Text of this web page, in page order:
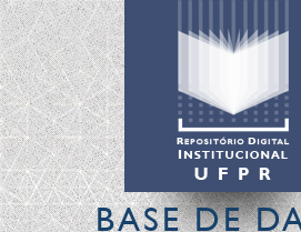
BASE DE